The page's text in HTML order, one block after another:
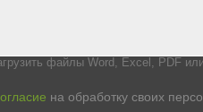
файлы Word, Excel, PDF
на обработку своих